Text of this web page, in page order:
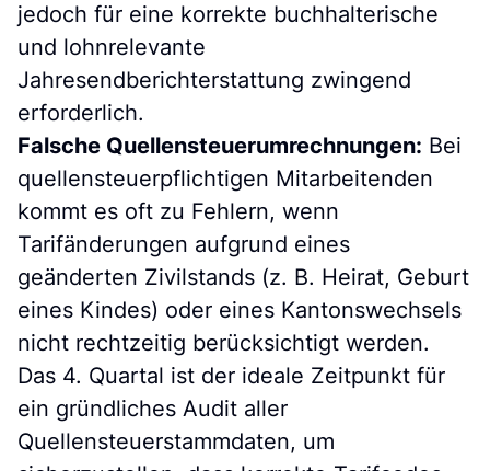
jedoch für eine korrekte buchhalterische
und lohnrelevante
Jahresendberichterstattung zwingend
erforderlich.
Falsche Quellensteuerumrechnungen: Bei
quellensteuerpflichtigen Mitarbeitenden
kommt es oft zu Fehlern, wenn
Tarifänderungen aufgrund eines
geänderten Zivilstands (z. B. Heirat, Geburt
eines Kindes) oder eines Kantonswechsels
nicht rechtzeitig berücksichtigt werden.
Das 4. Quartal ist der ideale Zeitpunkt für
ein gründliches Audit aller
Quellensteuerstammdaten, um